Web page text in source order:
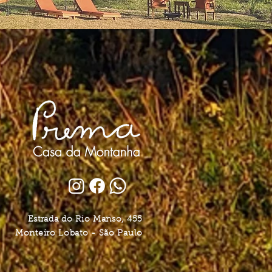
Estrada do Rio Manso, 455
Monteiro Lobato - São Paulo